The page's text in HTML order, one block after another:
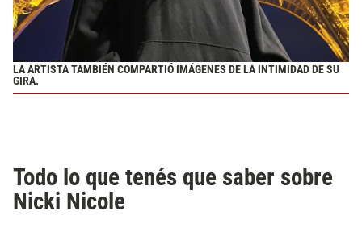
LA ARTISTA TAMBIÉN COMPARTIÓ IMÁGENES DE LA INTIMIDAD DE SU
GIRA.
Todo lo que tenés que saber sobre
Nicki Nicole